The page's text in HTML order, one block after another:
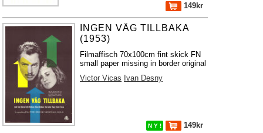
149kr
INGEN VÄG TILLBAKA
(1953)
Filmaffisch 70x100cm fint skick FN
small paper missing in border original
Victor Vicas Ivan Desny
N Y ! 149kr